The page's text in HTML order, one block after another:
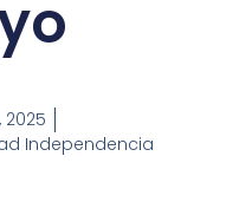
2025
Independencia